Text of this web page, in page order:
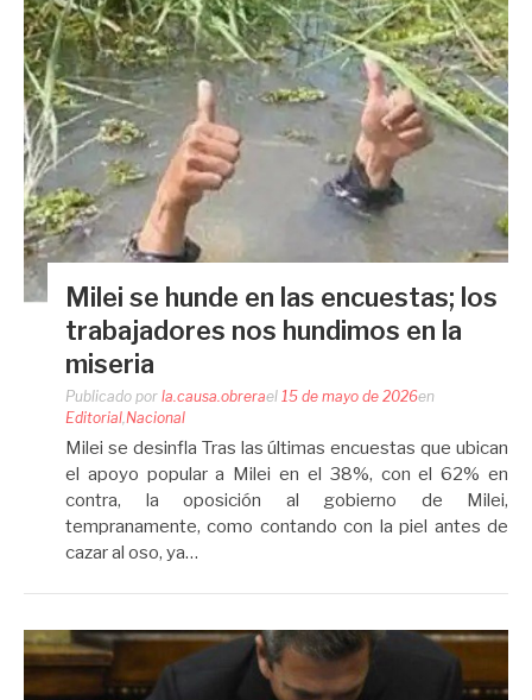
Milei se hunde en las encuestas; los
trabajadores nos hundimos en la
miseria
Publicado por la.causa.obrerael 15 de mayo de 2026en
Editorial,Nacional
Milei se desinfla Tras las últimas encuestas que ubican
el apoyo popular a Milei en el 38%, con el 62% en
contra, la oposición al gobierno de Milei,
tempranamente, como contando con la piel antes de
cazar al oso, ya…